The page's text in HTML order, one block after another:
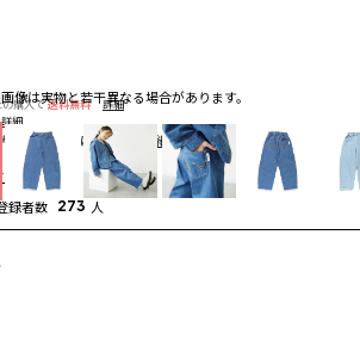
像は実物と若干異なる場合があります。
購入で送料無料
詳細
詳細
1～5営業日にて出荷 詳細
ーを見る
録者数 273 人